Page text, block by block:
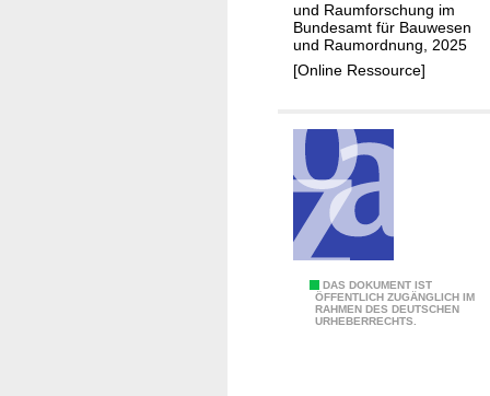
t
i
n
l
n
l
c
h
e
i
m
U
b
u
h
und Raumforschung im
Bundesamt für Bauwesen
und Raumordnung, 2025
[Online Ressource]
DAS DOKUMENT IST
ÖFFENTLICH ZUGÄNGLICH IM
RAHMEN DES DEUTSCHEN
URHEBERRECHTS.